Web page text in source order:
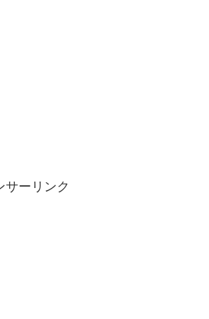
サーリンク